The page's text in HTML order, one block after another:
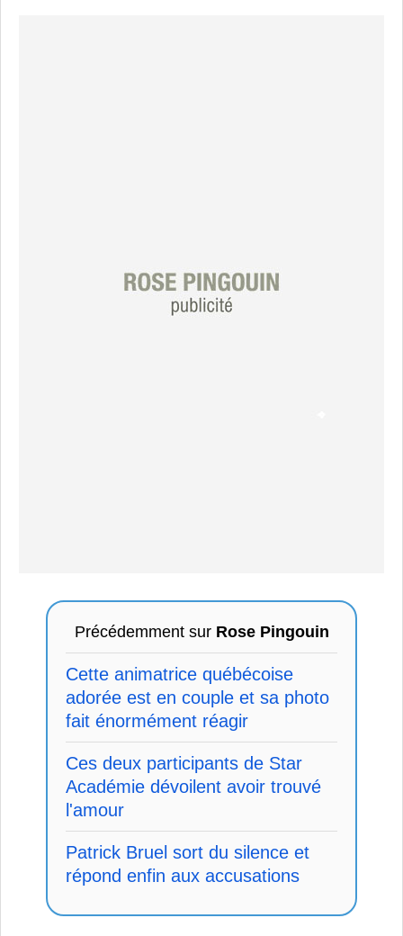
Précédemment sur Rose Pingouin
Cette animatrice québécoise
adorée est en couple et sa photo
fait énormément réagir
Ces deux participants de Star
Académie dévoilent avoir trouvé
l'amour
Patrick Bruel sort du silence et
répond enfin aux accusations